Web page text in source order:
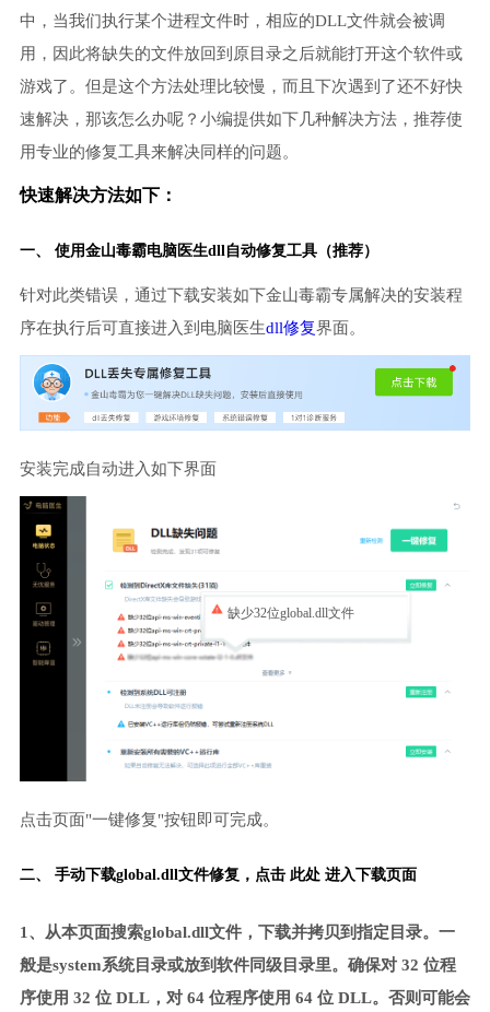
中，当我们执行某个进程文件时，相应的DLL文件就会被调
用，因此将缺失的文件放回到原目录之后就能打开这个软件或
游戏了。但是这个方法处理比较慢，而且下次遇到了还不好快
速解决，那该怎么办呢？小编提供如下几种解决方法，推荐使
用专业的修复工具来解决同样的问题。
快速解决方法如下：
一、 使用金山毒霸电脑医生dll自动修复工具（推荐）
针对此类错误，通过下载安装如下金山毒霸专属解决的安装程
序在执行后可直接进入到电脑医生dll修复界面。
安装完成自动进入如下界面
缺少32位global.dll文件
点击页面"一键修复"按钮即可完成。
二、 手动下载global.dll文件修复， 点击 此处 进入下载页面
1、从本页面搜索global.dll文件，下载并拷贝到指定目录。一
般是system系统目录或放到软件同级目录里。确保对 32 位程
序使用 32 位 DLL，对 64 位程序使用 64 位 DLL。否则可能会